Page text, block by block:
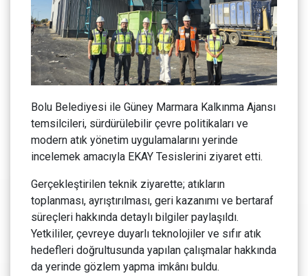
Bolu Belediyesi ile Güney Marmara Kalkınma Ajansı
temsilcileri, sürdürülebilir çevre politikaları ve
modern atık yönetim uygulamalarını yerinde
incelemek amacıyla EKAY Tesislerini ziyaret etti.
Gerçekleştirilen teknik ziyarette; atıkların
toplanması, ayrıştırılması, geri kazanımı ve bertaraf
süreçleri hakkında detaylı bilgiler paylaşıldı.
Yetkililer, çevreye duyarlı teknolojiler ve sıfır atık
hedefleri doğrultusunda yapılan çalışmalar hakkında
da yerinde gözlem yapma imkânı buldu.